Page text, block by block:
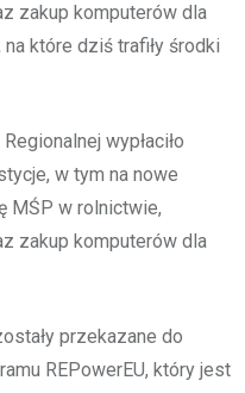
zakup komputerów dla
które dziś trafiły środki
wypłaciło
w tym na nowe
MŚP w rolnictwie,
zakup komputerów dla
przekazane do
REPowerEU, który jest